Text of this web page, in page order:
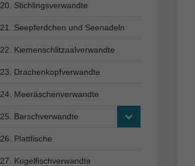
20. Stichlingsverwandte
21. Seepferdchen und Seenadeln
22. Kiemenschlitzaalverwandte
23. Drachenkopfverwandte
24. Meeräschenverwandte
25. Barschverwandte
26. Plattfische
27. Kugelfischverwandte